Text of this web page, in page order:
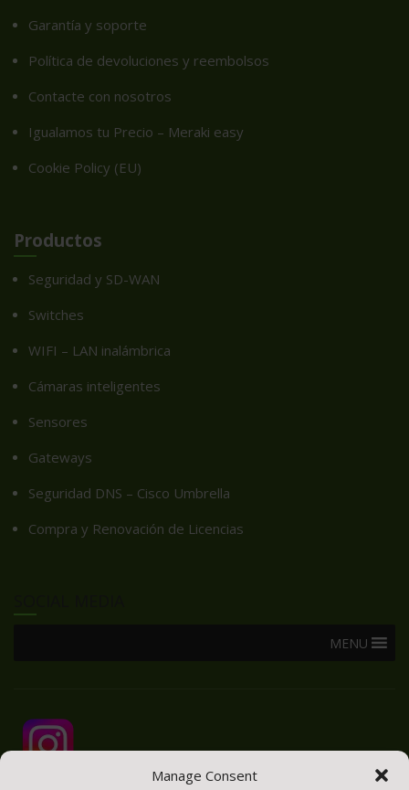
Manage Consent
Garantía y soporte
Política de devoluciones y reembolsos
Contacte con nosotros
Igualamos tu Precio – Meraki easy
Cookie Policy (EU)
Productos
Seguridad y SD-WAN
Switches
WIFI – LAN inalámbrica
Cámaras inteligentes
Sensores
Gateways
Seguridad DNS – Cisco Umbrella
Compra y Renovación de Licencias
MENU